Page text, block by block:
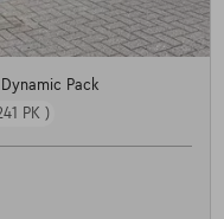
Dynamic Pack
PK )